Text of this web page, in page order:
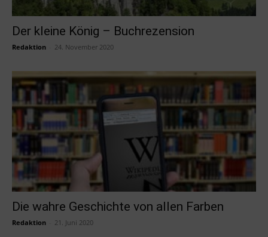
Der kleine König – Buchrezension
Redaktion 24. November 2020
Die wahre Geschichte von allen Farben
Redaktion 21. Juni 2020